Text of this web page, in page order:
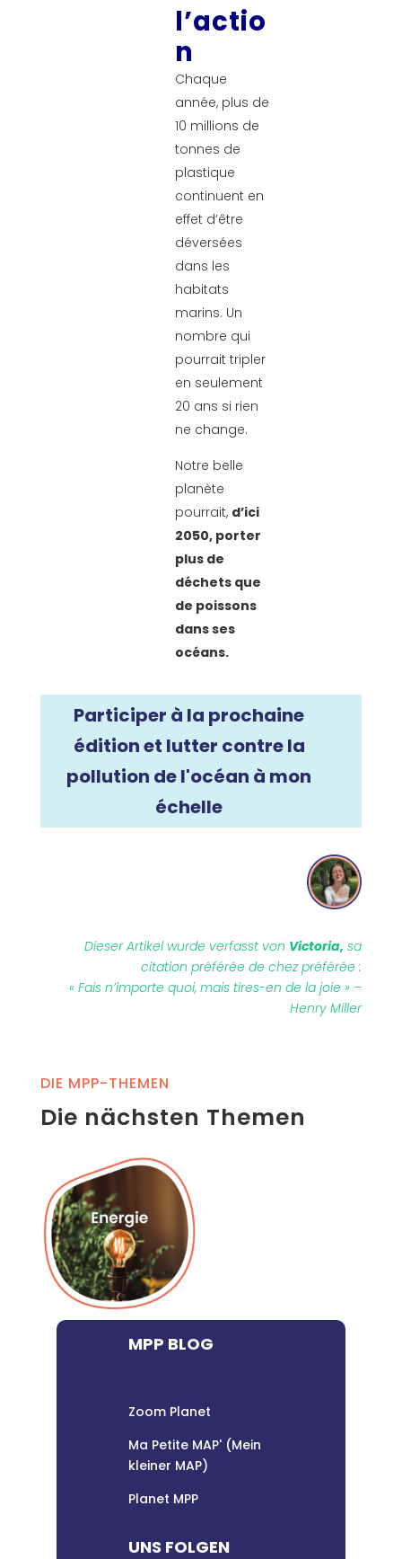
l’actio
n
Chaque
année, plus de
10 millions de
tonnes de
plastique
continuent en
effet d’être
déversées
dans les
habitats
marins. Un
nombre qui
pourrait tripler
en seulement
20 ans si rien
ne change.
Notre belle
planète
pourrait, d’ici
2050, porter
plus de
déchets que
de poissons
dans ses
océans.
Participer à la prochaine
édition et lutter contre la
pollution de l'océan à mon
échelle
Dieser Artikel wurde verfasst von Victoria, sa
citation préférée de chez préférée :
« Fais n’importe quoi, mais tires-en de la joie » –
Henry Miller
DIE MPP-THEMEN
Die nächsten Themen
MPP BLOG
Zoom Planet
Ma Petite MAP' (Mein
kleiner MAP)
Planet MPP
UNS FOLGEN